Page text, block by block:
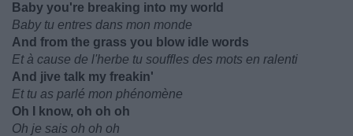
Baby you're breaking into my world
Baby tu entres dans mon monde
And from the grass you blow idle words
Et à cause de l'herbe tu souffles des mots en ralenti
And jive talk my freakin'
Et tu as parlé mon phénomène
Oh I know, oh oh oh
Oh je sais oh oh oh